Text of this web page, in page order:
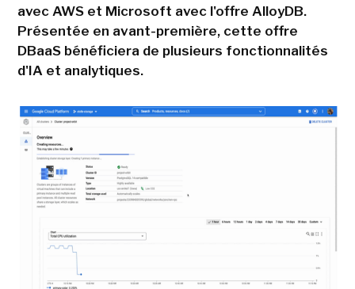
avec AWS et Microsoft avec l'offre AlloyDB.
Présentée en avant-première, cette offre
DBaaS bénéficiera de plusieurs fonctionnalités
d'IA et analytiques.